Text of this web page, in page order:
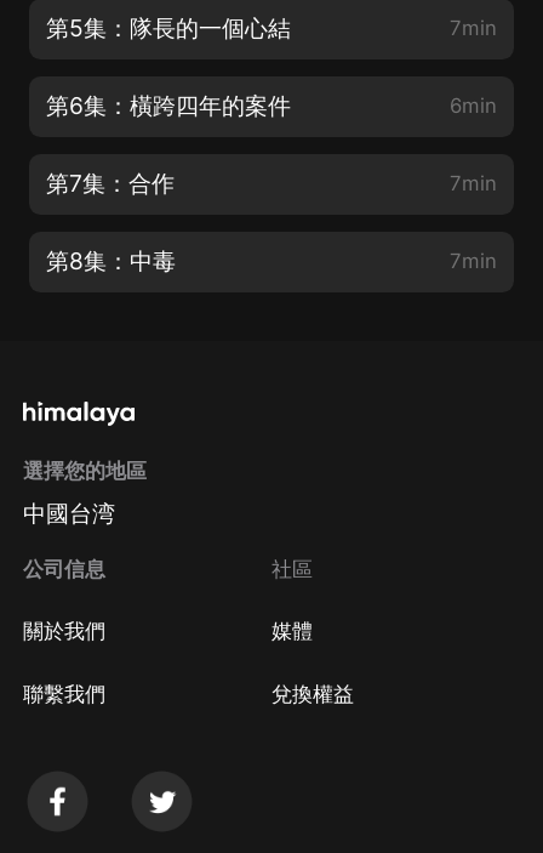
第5集：隊長的一個心結 7min
第6集：橫跨四年的案件 6min
第7集：合作 7min
第8集：中毒 7min
選擇您的地區
中國台湾
公司信息
關於我們
聯繫我們
社區
媒體
兌換權益